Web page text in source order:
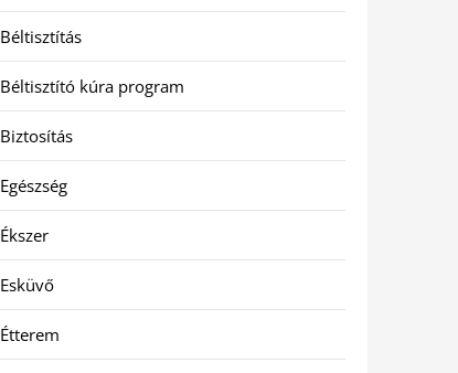
Béltisztítás
Béltisztító kúra program
Biztosítás
Egészség
Ékszer
Esküvő
Étterem